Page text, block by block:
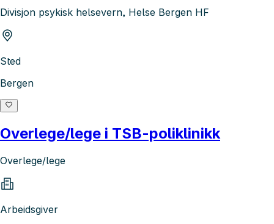
Divisjon psykisk helsevern, Helse Bergen HF
Sted
Bergen
Overlege/lege i TSB-poliklinikk
Overlege/lege
Arbeidsgiver